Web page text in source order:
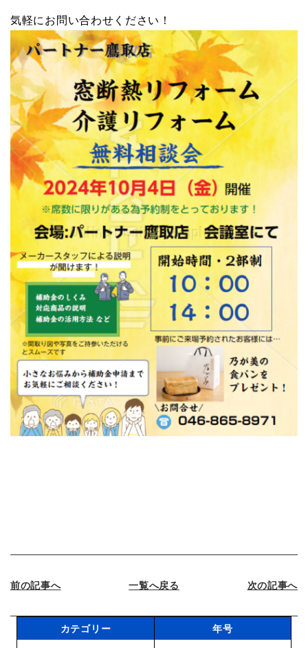
気軽にお問い合わせください！
前の記事へ 一覧へ戻る 次の記事へ
カテゴリー 年号